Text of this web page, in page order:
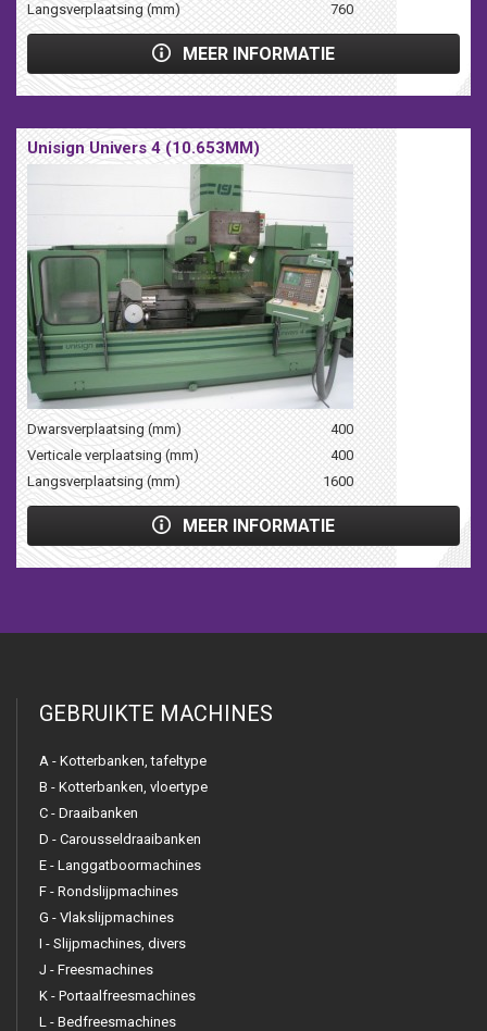
Langsverplaatsing (mm)
760
MEER INFORMATIE
Unisign Univers 4 (10.653MM)
Dwarsverplaatsing (mm)
400
Verticale verplaatsing (mm)
400
Langsverplaatsing (mm)
1600
MEER INFORMATIE
GEBRUIKTE MACHINES
A - Kotterbanken, tafeltype
B - Kotterbanken, vloertype
C - Draaibanken
D - Carousseldraaibanken
E - Langgatboormachines
F - Rondslijpmachines
G - Vlakslijpmachines
I - Slijpmachines, divers
J - Freesmachines
K - Portaalfreesmachines
L - Bedfreesmachines